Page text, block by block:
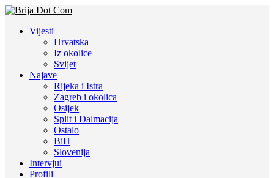
Vijesti
Hrvatska
Iz okolice
Svijet
Najave
Rijeka i Istra
Zagreb i okolica
Osijek
Split i Dalmacija
Ostalo
BiH
Slovenija
Intervjui
Profili